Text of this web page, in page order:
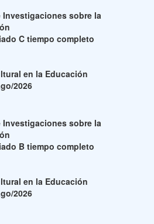
sobre la
C tiempo completo
en la Educación
2026
sobre la
B tiempo completo
en la Educación
2026